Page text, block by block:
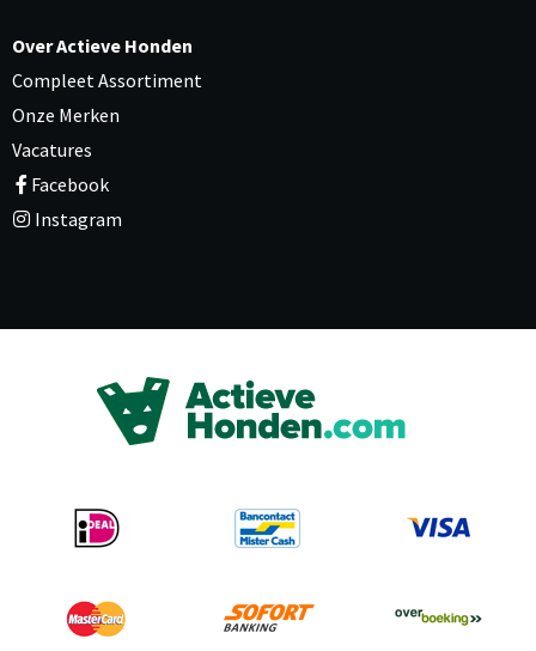
Over Actieve Honden
Compleet Assortiment
Onze Merken
Vacatures
Facebook
Instagram